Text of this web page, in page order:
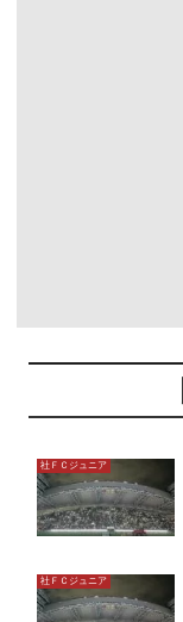
社ＦＣジュニア
社ＦＣジュニア